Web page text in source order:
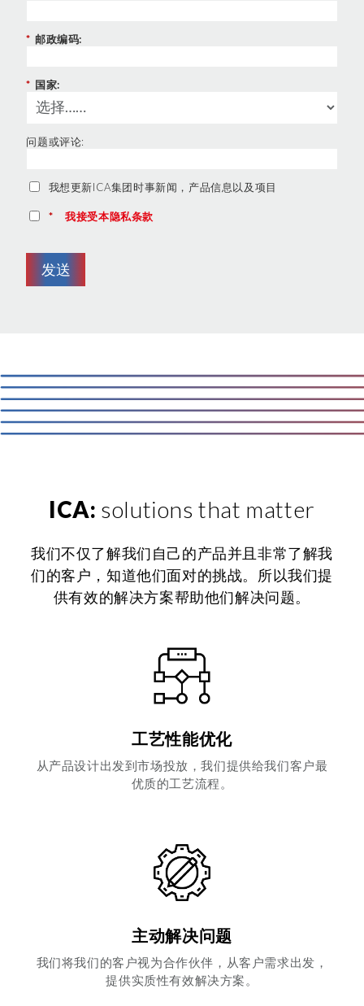
* 邮政编码:
* 国家:
问题或评论:
我想更新ICA集团时事新闻，产品信息以及项目
* 我接受本隐私条款
发送
ICA: solutions that matter
我们不仅了解我们自己的产品并且非常了解我
们的客户，知道他们面对的挑战。所以我们提
供有效的解决方案帮助他们解决问题。
工艺性能优化
从产品设计出发到市场投放，我们提供给我们客户最
优质的工艺流程。
主动解决问题
我们将我们的客户视为合作伙伴，从客户需求出发，
提供实质性有效解决方案。